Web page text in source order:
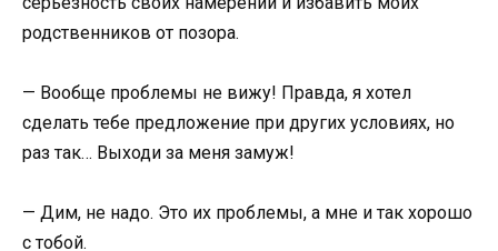
родственников от позора.
— Вообще проблемы не вижу! Правда, я хотел
сделать тебе предложение при других условиях, но
раз так… Выходи за меня замуж!
— Дим, не надо. Это их проблемы, а мне и так хорошо
с тобой.